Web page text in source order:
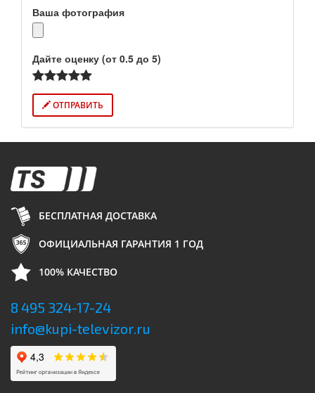
Ваша фотография
Дайте оценку (от 0.5 до 5)
ОТПРАВИТЬ
БЕСПЛАТНАЯ ДОСТАВКА
ОФИЦИАЛЬНАЯ ГАРАНТИЯ 1 ГОД
100% КАЧЕСТВО
8 495 324-17-24
info@kupi-televizor.ru